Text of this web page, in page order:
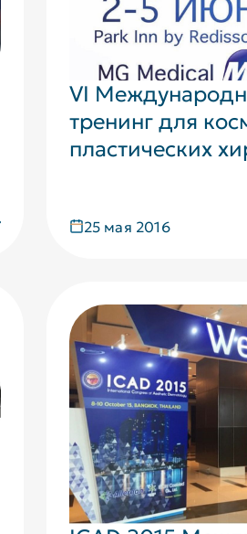
VI
тренинг для
пластических
25 мая 2016